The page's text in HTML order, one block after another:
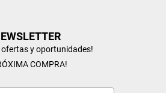
ofertas y oportunidades!
COMPRA!